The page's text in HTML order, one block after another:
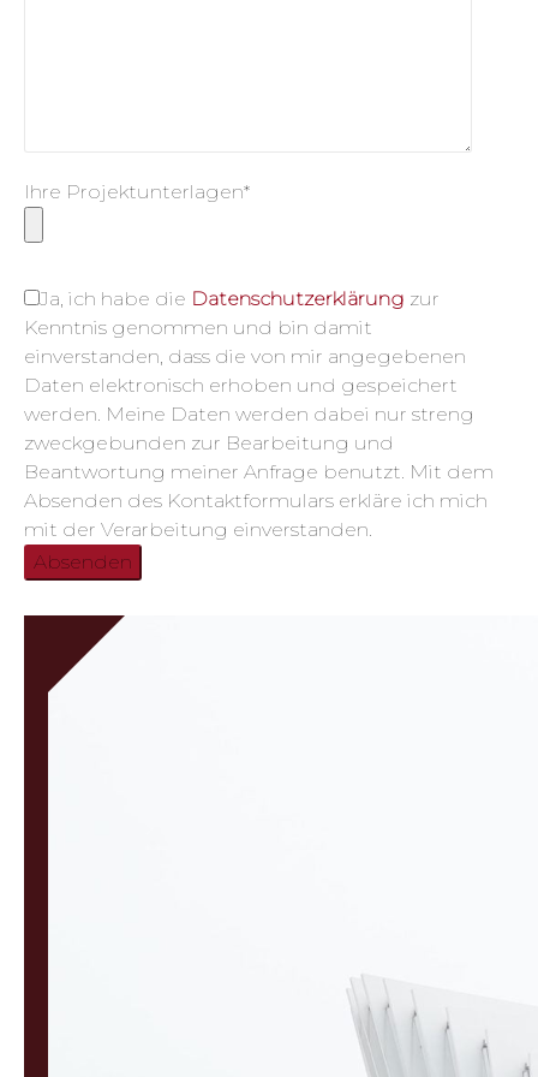
Ihre Projektunterlagen*
Ja, ich habe die Datenschutzerklärung zur
Kenntnis genommen und bin damit
einverstanden, dass die von mir angegebenen
Daten elektronisch erhoben und gespeichert
werden. Meine Daten werden dabei nur streng
zweckgebunden zur Bearbeitung und
Beantwortung meiner Anfrage benutzt. Mit dem
Absenden des Kontaktformulars erkläre ich mich
mit der Verarbeitung einverstanden.